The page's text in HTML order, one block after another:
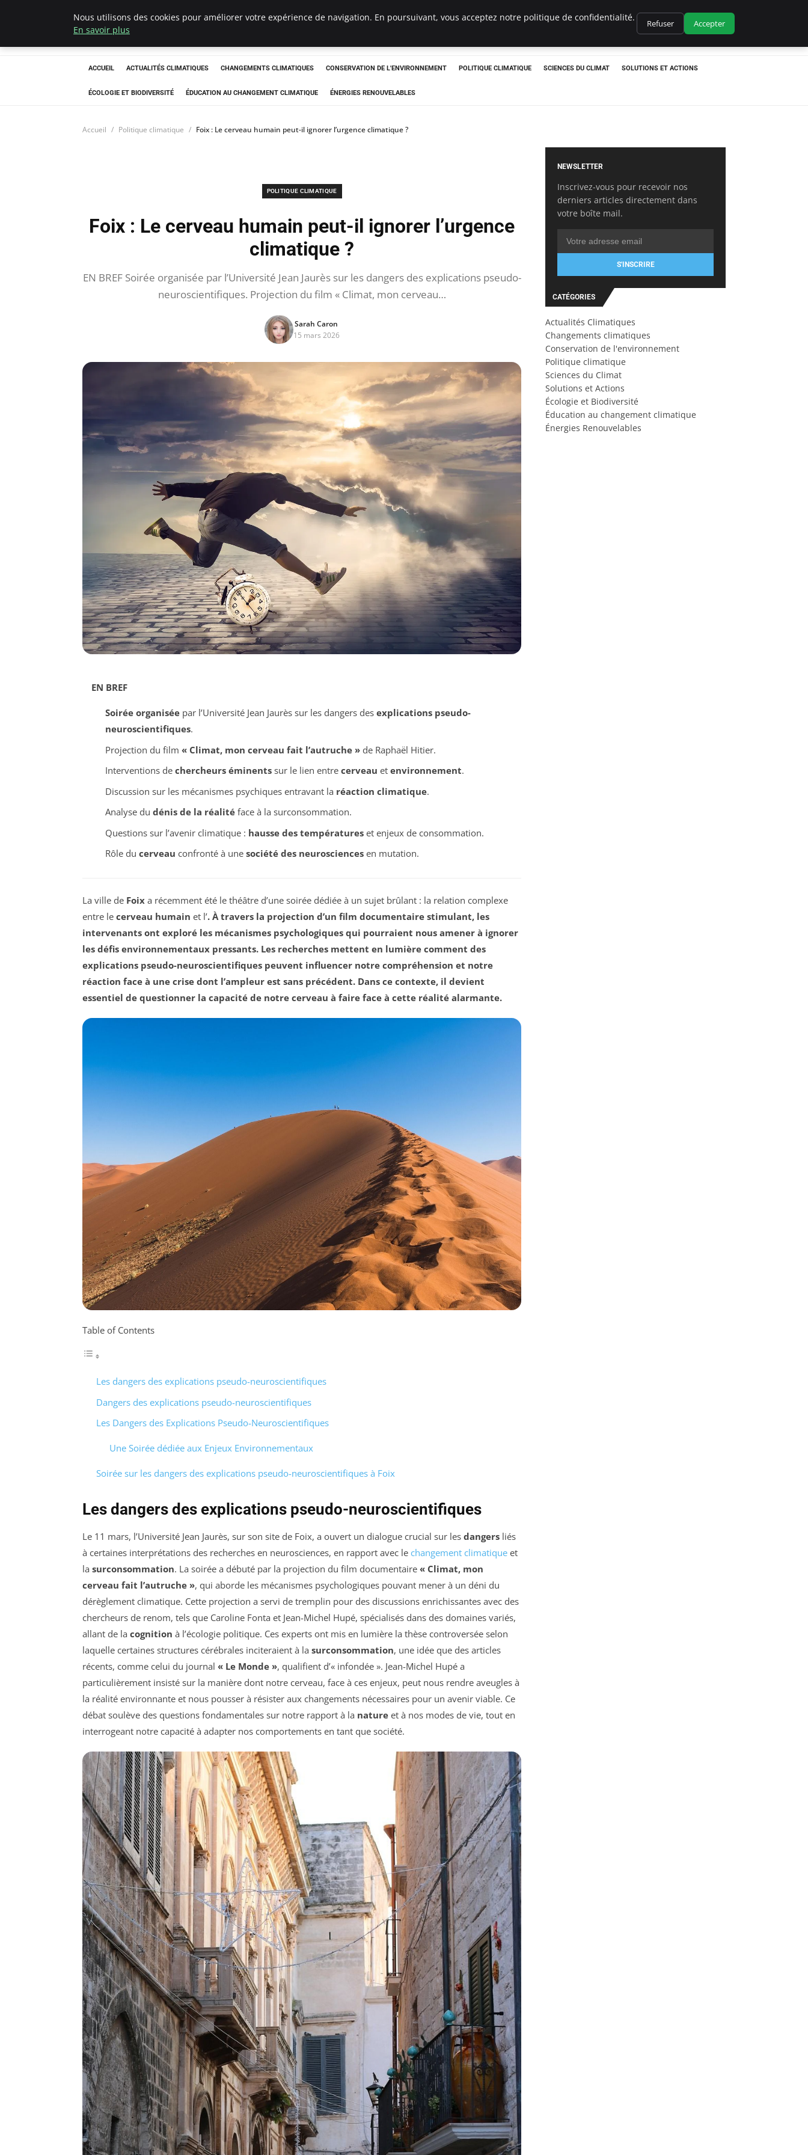
Climatedebtagents
ACCUEIL ACTUALITÉS CLIMATIQUES CHANGEMENTS CLIMATIQUES CONSERVATION DE L'ENVIRONNEMENT POLITIQUE CLIMATIQUE SCIENCES DU CLIMAT SOLUTIONS ET ACTIONS
ÉCOLOGIE ET BIODIVERSITÉ ÉDUCATION AU CHANGEMENT CLIMATIQUE ÉNERGIES RENOUVELABLES
Accueil Politique climatique Foix : Le cerveau humain peut-il ignorer l’urgence climatique ?
POLITIQUE CLIMATIQUE
Foix : Le cerveau humain peut-il ignorer l’urgence
climatique ?
EN BREF Soirée organisée par l’Université Jean Jaurès sur les dangers des explications pseudo-
neuroscientifiques. Projection du film « Climat, mon cerveau…
Sarah Caron
15 mars 2026
EN BREF
Soirée organiséepar l’Université Jean Jaurès sur les dangers des explications pseudo-
neuroscientifiques.
Projection du film « Climat, mon cerveau fait l’autruche »de Raphaël Hitier.
Interventions de chercheurs éminentssur le lien entre cerveau et environnement.
Discussion sur les mécanismes psychiques entravant la réaction climatique.
Analyse du dénis de la réalitéface à la surconsommation.
Questions sur l’avenir climatique : hausse des températureset enjeux de consommation.
Rôle du cerveau confronté à une société des neurosciencesen mutation.
La ville de Foix a récemment été le théâtre d’une soirée dédiée à un sujet brûlant : la relation complexe
entre le cerveau humain et l’. À travers la projection d’un film documentaire stimulant, les
intervenants ont exploré les mécanismes psychologiques qui pourraient nous amener à ignorer
les défis environnementaux pressants. Les recherches mettent en lumière comment des
explications pseudo-neuroscientifiques peuvent influencer notre compréhension et notre
réaction face à une crise dont l’ampleur est sans précédent. Dans ce contexte, il devient
essentiel de questionner la capacité de notre cerveau à faire face à cette réalité alarmante.
Table of Contents
Les dangers des explications pseudo-neuroscientifiques
Dangers des explications pseudo-neuroscientifiques
Les Dangers des Explications Pseudo-Neuroscientifiques
Une Soirée dédiée aux Enjeux Environnementaux
Soirée sur les dangers des explications pseudo-neuroscientifiques à Foix
Les dangers des explications pseudo-neuroscientifiques
Le 11 mars, l’Université Jean Jaurès, sur son site de Foix, a ouvert un dialogue crucial sur les dangers liés
à certaines interprétations des recherches en neurosciences, en rapport avec le changement climatique et
la surconsommation. La soirée a débuté par la projection du film documentaire « Climat, mon
cerveau fait l’autruche », qui aborde les mécanismes psychologiques pouvant mener à un déni du
dérèglement climatique. Cette projection a servi de tremplin pour des discussions enrichissantes avec des
chercheurs de renom, tels que Caroline Fonta et Jean-Michel Hupé, spécialisés dans des domaines variés,
allant de la cognition à l’écologie politique. Ces experts ont mis en lumière la thèse controversée selon
laquelle certaines structures cérébrales inciteraient à la surconsommation, une idée que des articles
récents, comme celui du journal « Le Monde », qualifient d’« infondée ». Jean-Michel Hupé a
particulièrement insisté sur la manière dont notre cerveau, face à ces enjeux, peut nous rendre aveugles à
la réalité environnante et nous pousser à résister aux changements nécessaires pour un avenir viable. Ce
débat soulève des questions fondamentales sur notre rapport à la nature et à nos modes de vie, tout en
interrogeant notre capacité à adapter nos comportements en tant que société.
NEWSLETTER
Inscrivez-vous pour recevoir nos
derniers articles directement dans
votre boîte mail.
S'INSCRIRE
CATÉGORIES
Actualités Climatiques
Changements climatiques
Conservation de l'environnement
Politique climatique
Sciences du Climat
Solutions et Actions
Écologie et Biodiversité
Éducation au changement climatique
Énergies Renouvelables
Nous utilisons des cookies pour améliorer votre expérience de navigation. En poursuivant, vous acceptez notre politique de confidentialité.
En savoir plus
Refuser Accepter